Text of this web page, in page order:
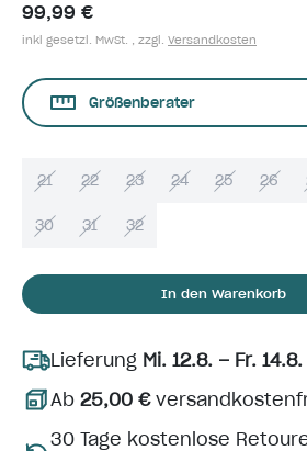
99,99 €
inkl gesetzl. MwSt. , zzgl. Versandkosten
Größenberater
21 22 23 24 25 26
30 31 32
In den Warenkorb
Lieferung Mi. 12.8. – Fr. 14.8.
Ab 25,00 €
30 Tage kostenlose